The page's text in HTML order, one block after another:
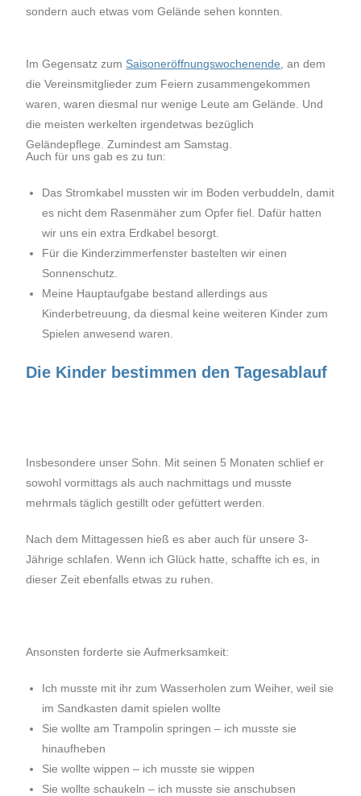
sondern auch etwas vom Gelände sehen konnten.
Im Gegensatz zum Saisoneröffnungswochenende , an dem
die Vereinsmitglieder zum Feiern zusammengekommen
waren, waren diesmal nur wenige Leute am Gelände. Und
die meisten werkelten irgendetwas bezüglich
Geländepflege. Zumindest am Samstag.
Auch für uns gab es zu tun:
Das Stromkabel mussten wir im Boden verbuddeln, damit
es nicht dem Rasenmäher zum Opfer fiel. Dafür hatten
wir uns ein extra Erdkabel besorgt.
Für die Kinderzimmerfenster bastelten wir einen
Sonnenschutz.
Meine Hauptaufgabe bestand allerdings aus
Kinderbetreuung, da diesmal keine weiteren Kinder zum
Spielen anwesend waren.
Die Kinder bestimmen den Tagesablauf
Insbesondere unser Sohn. Mit seinen 5 Monaten schlief er
sowohl vormittags als auch nachmittags und musste
mehrmals täglich gestillt oder gefüttert werden.
Nach dem Mittagessen hieß es aber auch für unsere 3-
Jährige schlafen. Wenn ich Glück hatte, schaffte ich es, in
dieser Zeit ebenfalls etwas zu ruhen.
Ansonsten forderte sie Aufmerksamkeit:
Ich musste mit ihr zum Wasserholen zum Weiher, weil sie
im Sandkasten damit spielen wollte
Sie wollte am Trampolin springen – ich musste sie
hinaufheben
Sie wollte wippen – ich musste sie wippen
Sie wollte schaukeln – ich musste sie anschubsen